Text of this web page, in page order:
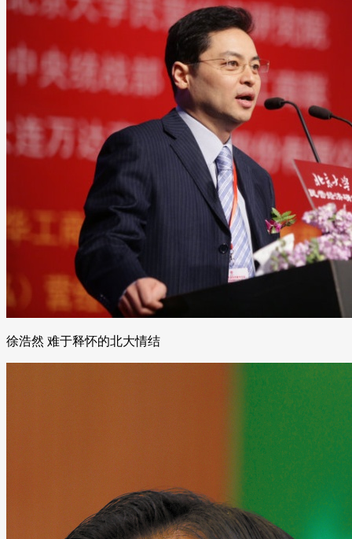
徐浩然 难于释怀的北大情结